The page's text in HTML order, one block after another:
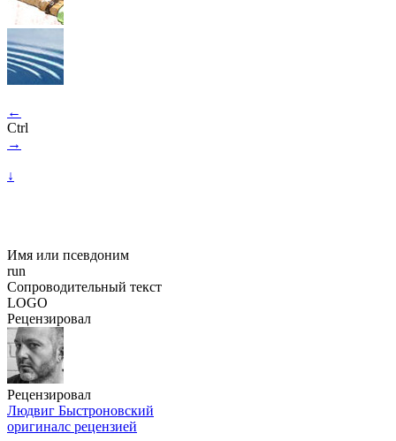
←
Ctrl
→
↓
Имя или псевдоним
run
Сопроводительный текст
LOGO
Рецензировал
Рецензировал
Людвиг Быстроновский
оригиналс рецензией